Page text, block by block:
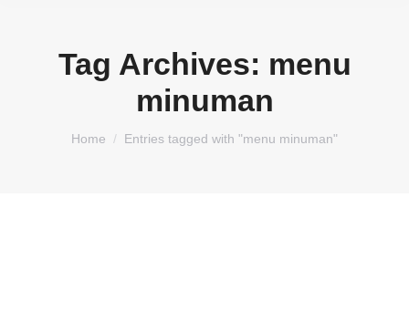
Tag Archives: menu
minuman
You are here:
Home Entries tagged with "menu minuman"